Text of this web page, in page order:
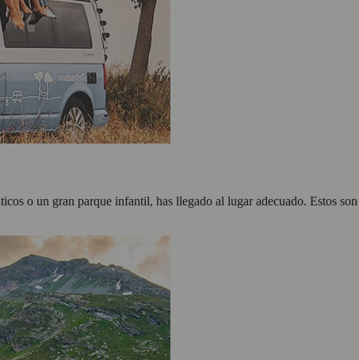
o un gran parque infantil, has llegado al lugar adecuado. Estos